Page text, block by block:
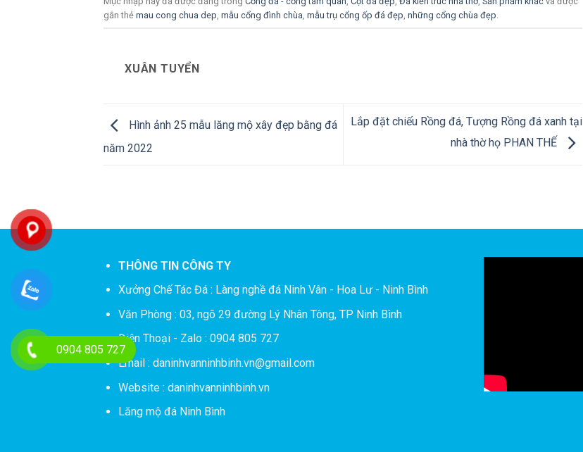
gắn thẻ mau cong chua dep mẫu cổng đình chùa mẫu trụ cổng ốp đá đẹp những cổng chùa đẹp
XUÂN TUYỂN
Hình ảnh 25 mẫu lăng mộ xây đẹp bằng đá
năm 2022
Lắp đặt chiếu Rồng đá, Tượng Rồng đá xanh tại
nhà thờ họ PHAN THẾ
THÔNG TIN CÔNG TY
Xưởng Chế Tác Đá : Làng nghề đá Ninh Vân - Hoa Lư - Ninh Bình
Văn Phòng : 03, ngõ 29 đường Lý Nhân Tông, TP Ninh Bình
Điện Thoại - Zalo : 0904 805 727
Email : daninhvanninhbinh.vn@gmail.com
Website : daninhvanninhbinh.vn
Lăng mộ đá Ninh Bình
0904 805 727